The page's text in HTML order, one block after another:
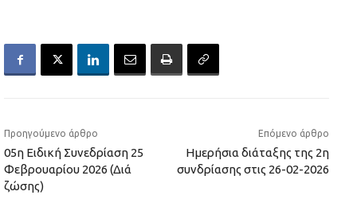
Προηγούμενο άρθρο
05η Ειδική Συνεδρίαση 25
Φεβρουαρίου 2026 (Διά
ζώσης)
Επόμενο άρθρο
Ημερήσια διάταξης της 2η
συνδρίασης στις 26-02-2026